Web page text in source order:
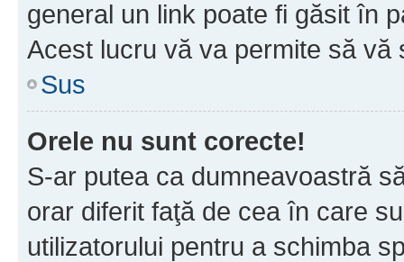
general un link poate fi găsit în
Acest lucru vă va permite să vă
Sus
Orele nu sunt corecte!
S-ar putea ca dumneavoastră
orar diferit faţă de cea în care
utilizatorului pentru a schimba